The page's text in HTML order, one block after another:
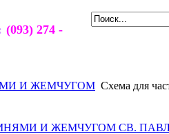
(093) 274 -
И ЖЕМЧУГОМ Схема для
КАМНЯМИ И ЖЕМЧУГОМ СВ.